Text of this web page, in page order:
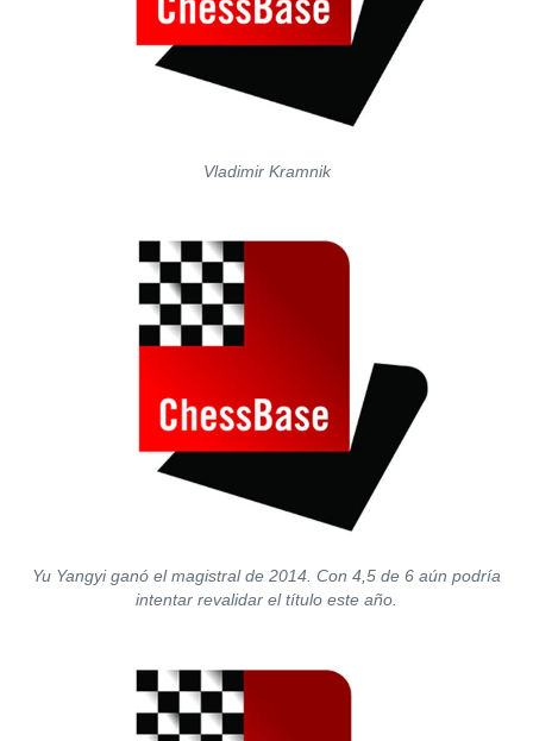
Vladimir Kramnik
Yu Yangyi ganó el magistral de 2014. Con 4,5 de 6 aún podría
intentar revalidar el título este año.